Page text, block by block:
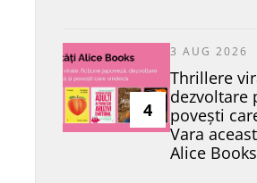
4
3 AUG 2026
Thrillere
dezvoltare
povești
Vara
Alice